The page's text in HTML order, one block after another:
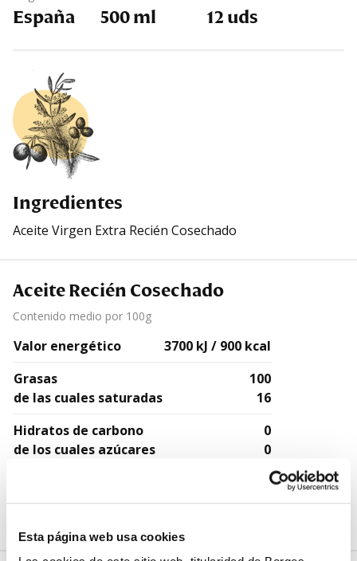
Esta página web usa cookies
España 500 ml 12 uds
Ingredientes
Aceite Virgen Extra Recién Cosechado
Aceite Recién Cosechado
Contenido medio por 100g
Valor energético
3700 kJ / 900 kcal
Grasas
de las cuales saturadas
100
16
Hidratos de carbono
de los cuales azúcares
0
0
0